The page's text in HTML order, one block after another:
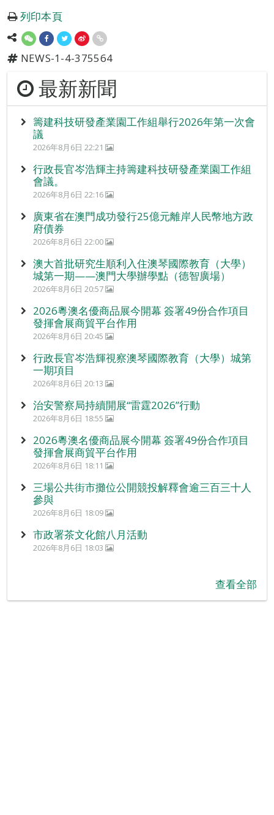
列印本頁
NEWS-1-4-375564
最新新聞
籌建科技研發產業園工作組舉行2026年第一次會
議
2026年8月6日 22:21
行政長官岑浩輝主持籌建科技研發產業園工作組
會議。
2026年8月6日 22:16
廣東省在澳門成功發行25億元離岸人民幣地方政
府債券
2026年8月6日 22:00
澳大首批研究生順利入住澳琴國際教育（大學）
城第一期——澳門大學辦學點（德智廣場）
2026年8月6日 20:57
2026粵澳名優商品展今開幕 簽署49份合作項目
發揮會展商貿平台作用
2026年8月6日 20:45
行政長官岑浩輝視察澳琴國際教育（大學）城第
一期項目
2026年8月6日 20:13
治安警察局持續開展“雷霆2026”行動
2026年8月6日 18:55
2026粵澳名優商品展今開幕 簽署49份合作項目
發揮會展商貿平台作用
2026年8月6日 18:11
三場公共街市攤位公開競投解釋會逾三百三十人
參與
2026年8月6日 18:09
市政署茶文化館八月活動
2026年8月6日 18:03
查看全部